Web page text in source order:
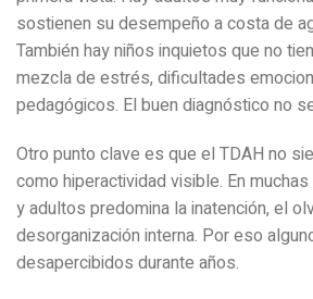
sostienen su desempeño a costa de
También hay niños inquietos que no
mezcla de estrés, dificultades
pedagógicos. El buen diagnóstico no
Otro punto clave es que el TDAH no
como hiperactividad visible. En
y adultos predomina la inatención, el
desorganización interna. Por eso
desapercibidos durante años.